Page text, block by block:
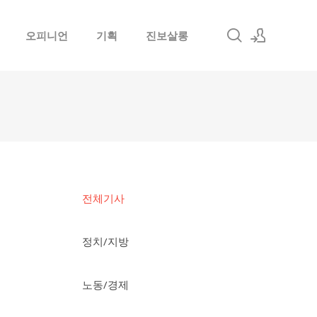
오피니언 기획 진보살롱
전체기사
정치/지방
노동/경제